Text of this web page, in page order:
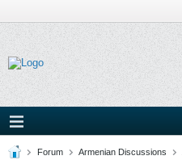
Forum Armenian Discussions